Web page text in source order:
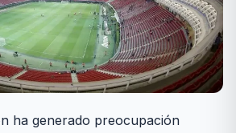
ha generado preocupación